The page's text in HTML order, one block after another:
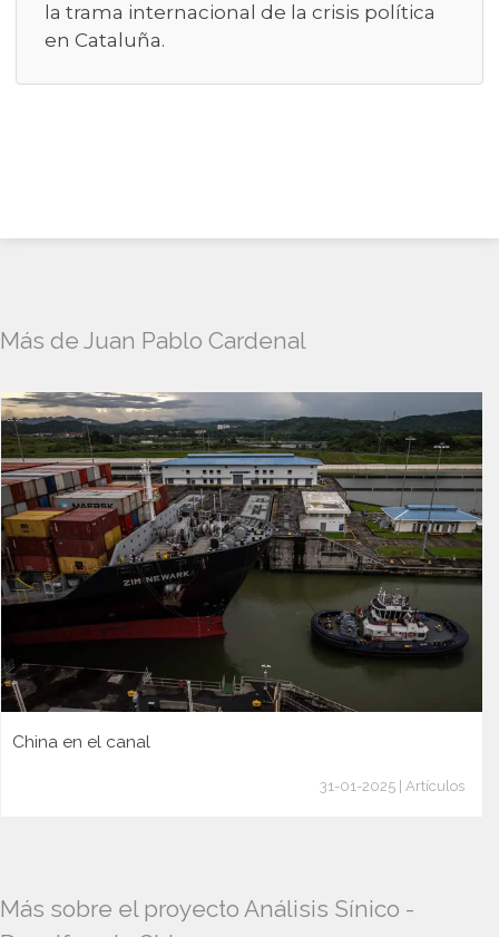
la trama internacional de la crisis política
en Cataluña.
Más de Juan Pablo Cardenal
China en el canal
31-01-2025 | Artículos
Más sobre el proyecto Análisis Sínico -